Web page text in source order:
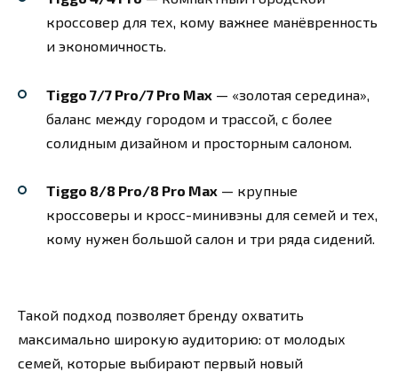
кроссовер для тех, кому важнее манёвренность
и экономичность.
Tiggo 7/7 Pro/7 Pro Max — «золотая середина»,
баланс между городом и трассой, с более
солидным дизайном и просторным салоном.
Tiggo 8/8 Pro/8 Pro Max — крупные
кроссоверы и кросс-минивэны для семей и тех,
кому нужен большой салон и три ряда сидений.
Такой подход позволяет бренду охватить
максимально широкую аудиторию: от молодых
семей, которые выбирают первый новый